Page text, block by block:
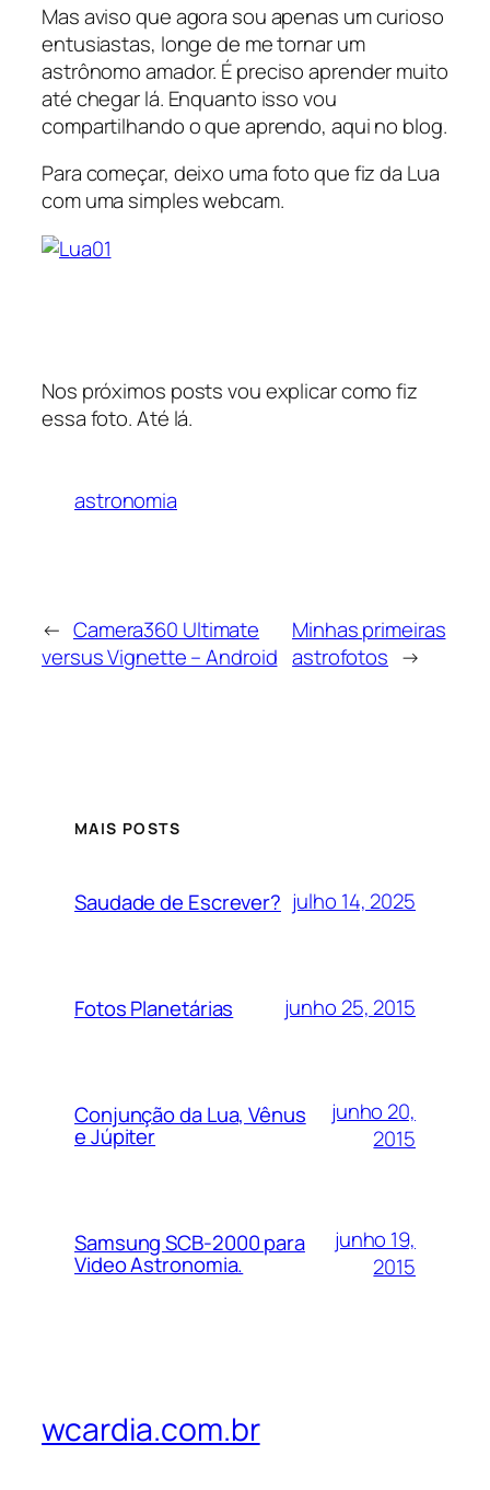
Mas aviso que agora sou apenas um curioso
entusiastas, longe de me tornar um
astrônomo amador. É preciso aprender muito
até chegar lá. Enquanto isso vou
compartilhando o que aprendo, aqui no blog.
Para começar, deixo uma foto que fiz da Lua
com uma simples webcam.
Nos próximos posts vou explicar como fiz
essa foto. Até lá.
astronomia
← Camera360 Ultimate
versus Vignette – Android
Minhas primeiras
astrofotos →
MAIS POSTS
Saudade de Escrever? julho 14, 2025
Fotos Planetárias junho 25, 2015
Conjunção da Lua, Vênus
e Júpiter
junho 20,
2015
Samsung SCB-2000 para
Video Astronomia.
junho 19,
2015
wcardia.com.br